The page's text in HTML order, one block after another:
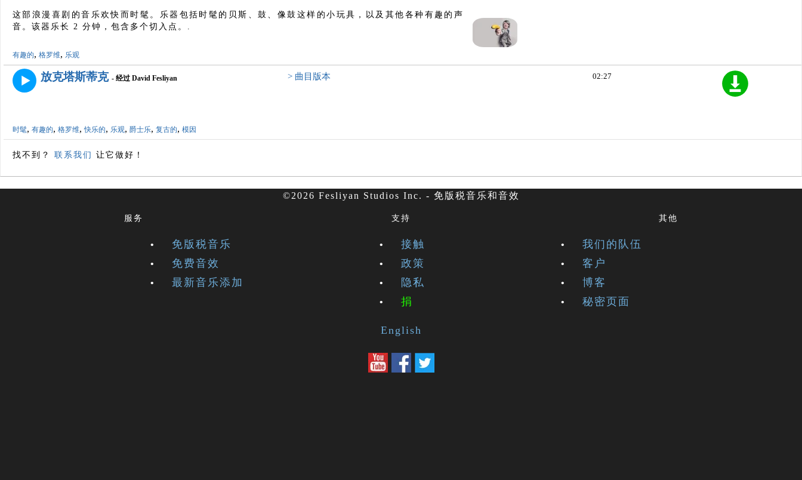
这部浪漫喜剧的音乐欢快而时髦。乐器包括时髦的贝斯、鼓、像鼓这样的小玩具，以及其他各种有趣的声
音。该器乐长 2 分钟，包含多个切入点。.
有趣的, 格罗维, 乐观
放克塔斯蒂克 - 经过 David Fesliyan > 曲目版本
时髦, 有趣的, 格罗维,快乐的, 乐观, 爵士乐, 复古的, 模因
02:27
找不到？ 联系我们 让它做好！
©2026 Fesliyan Studios Inc. - 免版税音乐和音效
服务
免版税音乐
免费音效
最新音乐添加
支持
接触
政策
隐私
捐
其他
我们的队伍
客户
博客
秘密页面
English